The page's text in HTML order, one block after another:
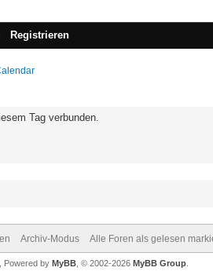
Registrieren
Tag verbunden.
Archiv-Modus Alle Foren als gelesen
, Powered by MyBB , © 2002-2026 MyBB Group